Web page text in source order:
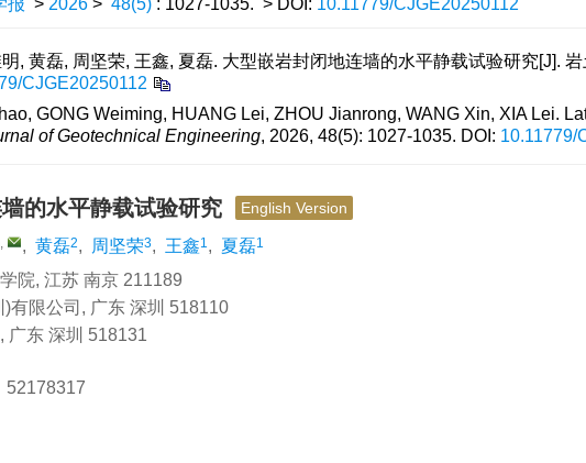
报 > 2026 > 48(5) : 1027-1035. > DOI: 10.11779/CJGE20250112
, 黄磊, 周坚荣, 王鑫, 夏磊. 大型嵌岩封闭地连墙的水平静载试验研究[J].
CJGE20250112
GONG Weiming, HUANG Lei, ZHOU Jianrong, WANG Xin, XIA Lei.
of Geotechnical Engineering, 2026, 48(5): 1027-1035. DOI: 10.11779/
的水平静载试验研究 English Version
, , 黄磊2, 周坚荣3, 王鑫1, 夏磊1
院, 江苏 南京 211189
有限公司, 广东 深圳 518110
广东 深圳 518131
52178317